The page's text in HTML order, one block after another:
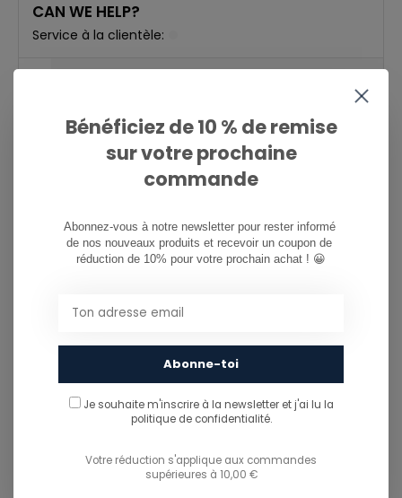
CAN WE HELP?
Service à la clientèle:
info@ostreet.be
You might also like...
Bénéficiez de 10 % de remise
sur votre prochaine
commande
Abonnez-vous à notre newsletter pour rester informé
de nos nouveaux produits et recevoir un coupon de
réduction de 10% pour votre prochain achat ! 😀
Abonne-toi
Je souhaite m'inscrire à la newsletter et j'ai lu la
politique de confidentialité.
Votre réduction s'applique aux commandes
supérieures à 10,00 €